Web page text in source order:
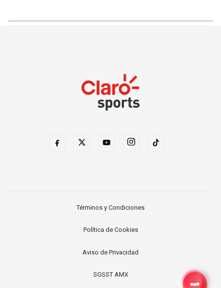
Términos y Condiciones
Política de Cookies
Aviso de Privacidad
SGSST AMX